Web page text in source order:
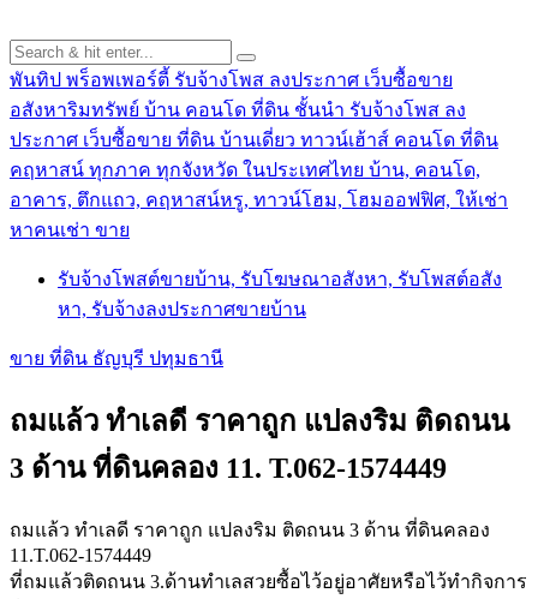
พันทิป พร็อพเพอร์ตี้ รับจ้างโพส ลงประกาศ เว็บซื้อขาย
อสังหาริมทรัพย์ บ้าน คอนโด ที่ดิน ชั้นนำ รับจ้างโพส ลง
ประกาศ เว็บซื้อขาย ที่ดิน บ้านเดี่ยว ทาวน์เฮ้าส์ คอนโด ที่ดิน
คฤหาสน์ ทุกภาค ทุกจังหวัด ในประเทศไทย บ้าน, คอนโด,
อาคาร, ตึกแถว, คฤหาสน์หรู, ทาวน์โฮม, โฮมออฟฟิศ, ให้เช่า
หาคนเช่า ขาย
รับจ้างโพสต์ขายบ้าน, รับโฆษณาอสังหา, รับโพสต์อสัง
หา, รับจ้างลงประกาศขายบ้าน
ขาย ที่ดิน ธัญบุรี ปทุมธานี
ถมแล้ว ทำเลดี ราคาถูก แปลงริม ติดถนน
3 ด้าน ที่ดินคลอง 11. T.062-1574449
ถมแล้ว ทำเลดี ราคาถูก แปลงริม ติดถนน 3 ด้าน ที่ดินคลอง
11.T.062-1574449
ที่ถมแล้วติดถนน 3.ด้านทำเลสวยซื้อไว้อยู่อาศัยหรือไว้ทำกิจการ